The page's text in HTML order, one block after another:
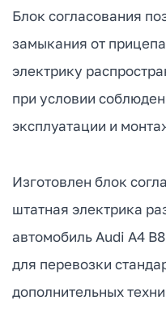
Блок согласования
замыкания от
электрику
при условии
эксплуатации и
Изготовлен блок
штатная электрика
автомобиль Audi A4
для перевозки
дополнительных